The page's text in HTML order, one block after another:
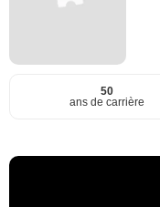
50
ans de carrière